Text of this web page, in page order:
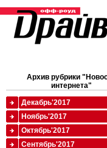
Архив рубрики
интернета"
Декабрь'2017
Ноябрь'2017
Октябрь'2017
Сентябрь'2017